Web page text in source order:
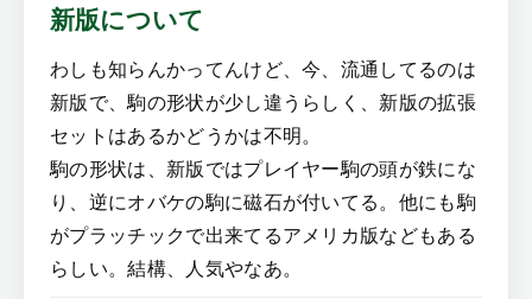
新版について
わしも知らんかってんけど、今、流通してるのは
新版で、駒の形状が少し違うらしく、新版の拡張
セットはあるかどうかは不明。
駒の形状は、新版ではプレイヤー駒の頭が鉄にな
り、逆にオバケの駒に磁石が付いてる。他にも駒
がプラッチックで出来てるアメリカ版などもある
らしい。結構、人気やなあ。